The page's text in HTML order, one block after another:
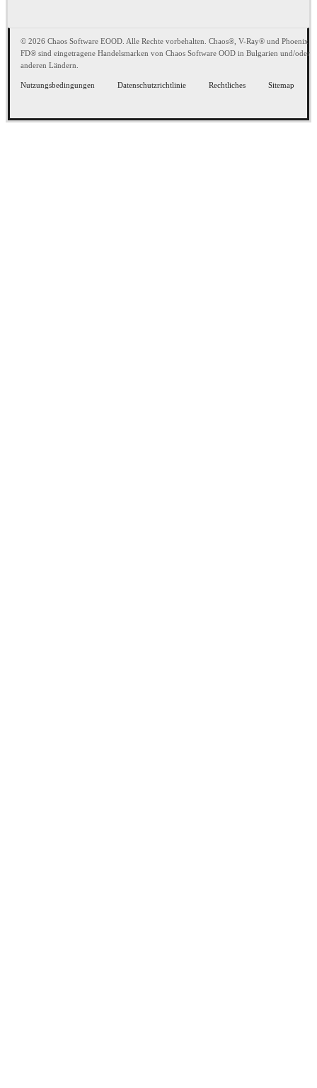
© 2026 Chaos Software EOOD. Alle Rechte vorbehalten. Chaos®, V-Ray® und Phoenix
FD® sind eingetragene Handelsmarken von Chaos Software OOD in Bulgarien und/oder
anderen Ländern.
Nutzungsbedingungen Datenschutzrichtlinie Rechtliches Sitemap